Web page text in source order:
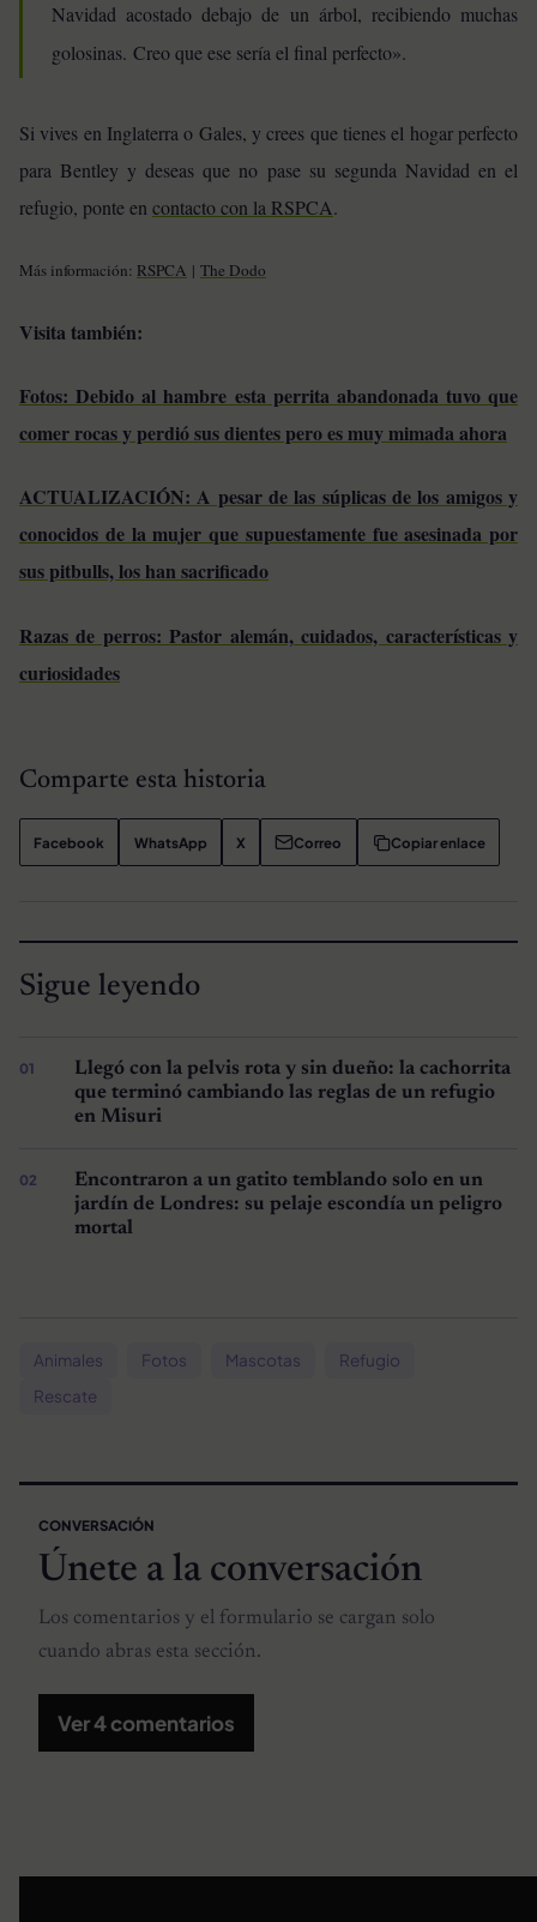
Navidad acostado debajo de un árbol, recibiendo muchas
golosinas. Creo que ese sería el final perfecto».
Si vives en Inglaterra o Gales, y crees que tienes el hogar perfecto
para Bentley y deseas que no pase su segunda Navidad en el
refugio, ponte en contacto con la RSPCA.
Más información: RSPCA | The Dodo
Visita también:
Fotos: Debido al hambre esta perrita abandonada tuvo que
comer rocas y perdió sus dientes pero es muy mimada ahora
ACTUALIZACIÓN: A pesar de las súplicas de los amigos y
conocidos de la mujer que supuestamente fue asesinada por
sus pitbulls, los han sacrificado
Razas de perros: Pastor alemán, cuidados, características y
curiosidades
Comparte esta historia
Facebook WhatsApp X Correo Copiar enlace
Sigue leyendo
Llegó con la pelvis rota y sin dueño: la cachorrita
que terminó cambiando las reglas de un refugio
en Misuri
Encontraron a un gatito temblando solo en un
jardín de Londres: su pelaje escondía un peligro
mortal
Animales Fotos Mascotas
Refugio
Rescate
CONVERSACIÓN
Únete a la conversación
Los comentarios y el formulario se cargan solo
cuando abras esta sección.
Ver 4 comentarios